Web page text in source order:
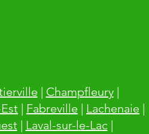
| Champfleury|
| Fabreville | Lachenaie |
| Laval-sur-le-Lac|